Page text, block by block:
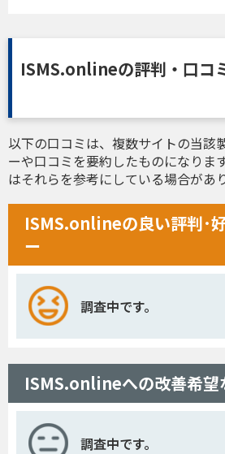
ISMS.onlineの評判・口コ
以下の口コミは、複数サイトの当該
ーや口コミを要約したものになりま
はそれらを参考にしている場合があり
ISMS.onlineの良い評判･
ー
調査中です。
ISMS.onlineへの改善希望
調査中です。